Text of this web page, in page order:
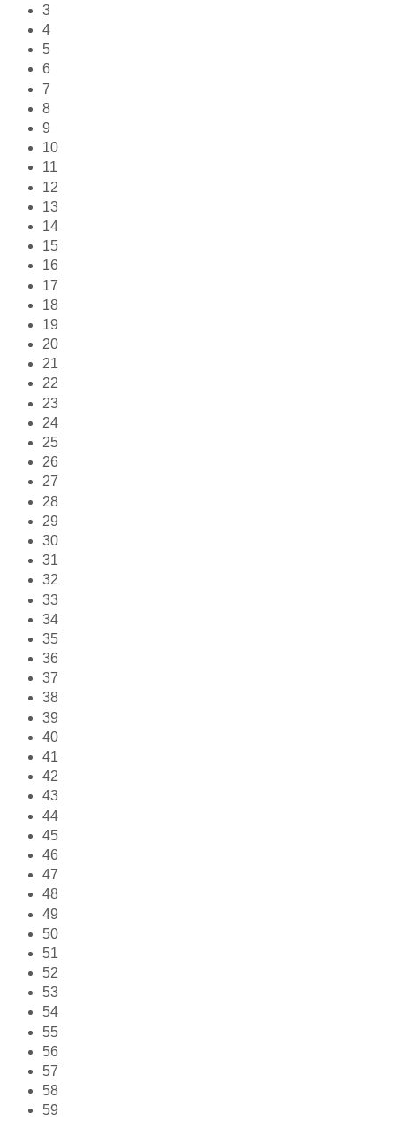
3
4
5
6
7
8
9
10
11
12
13
14
15
16
17
18
19
20
21
22
23
24
25
26
27
28
29
30
31
32
33
34
35
36
37
38
39
40
41
42
43
44
45
46
47
48
49
50
51
52
53
54
55
56
57
58
59